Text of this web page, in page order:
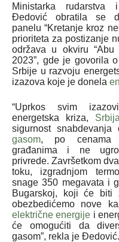
Ministarka rudarstva
Đedović obratila se
panelu “Kretanje kroz
prioriteta za postizanje
održava u okviru
2023”, gde je govorila
Srbije u razvoju
izazova koje je donela
“Uprkos svim
energetska kriza, Srbija
sigurnost snabdevanja
gasom, po cenama
građanima i ne
privrede. Završetkom
toku, izgradnjom
snage 350 megavata i
Bugarskoj, koji će biti
obezbedićemo nove
električne energije i
će omogućiti da
gasom”, rekla je Đedović.